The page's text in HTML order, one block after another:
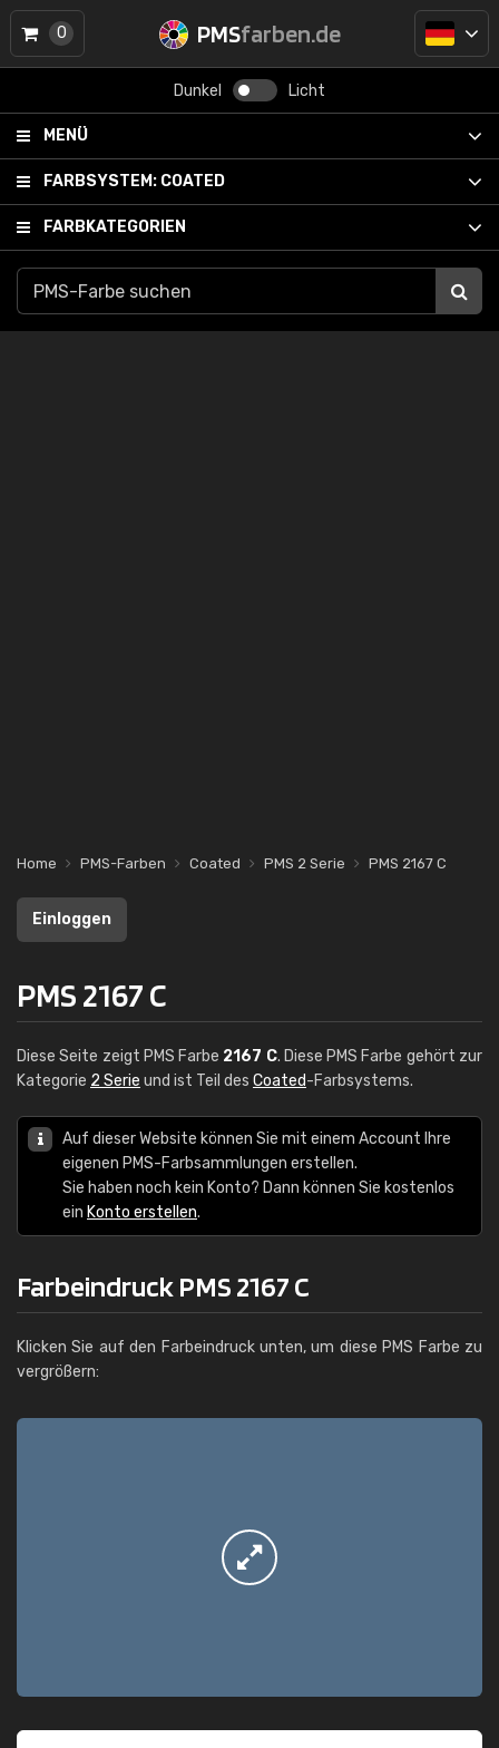
PMSfarben.de
Dunkel Licht
MENÜ
FARBSYSTEM: COATED
FARBKATEGORIEN
0
Home PMS-Farben Coated PMS 2 Serie PMS 2167 C
Einloggen
PMS 2167 C
Diese Seite zeigt PMS Farbe 2167 C. Diese PMS Farbe gehört zur
Kategorie 2 Serie und ist Teil des Coated-Farbsystems.
Auf dieser Website können Sie mit einem Account Ihre
eigenen PMS-Farbsammlungen erstellen.
Sie haben noch kein Konto? Dann können Sie kostenlos
ein Konto erstellen.
Farbeindruck PMS 2167 C
Klicken Sie auf den Farbeindruck unten, um diese PMS Farbe zu
vergrößern: